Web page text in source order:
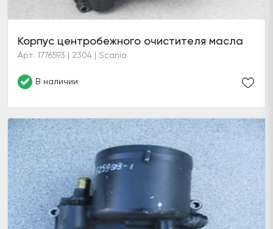
Корпус центробежного очистителя масла
Арт: 1776593 | 2304 | Scania
В наличии